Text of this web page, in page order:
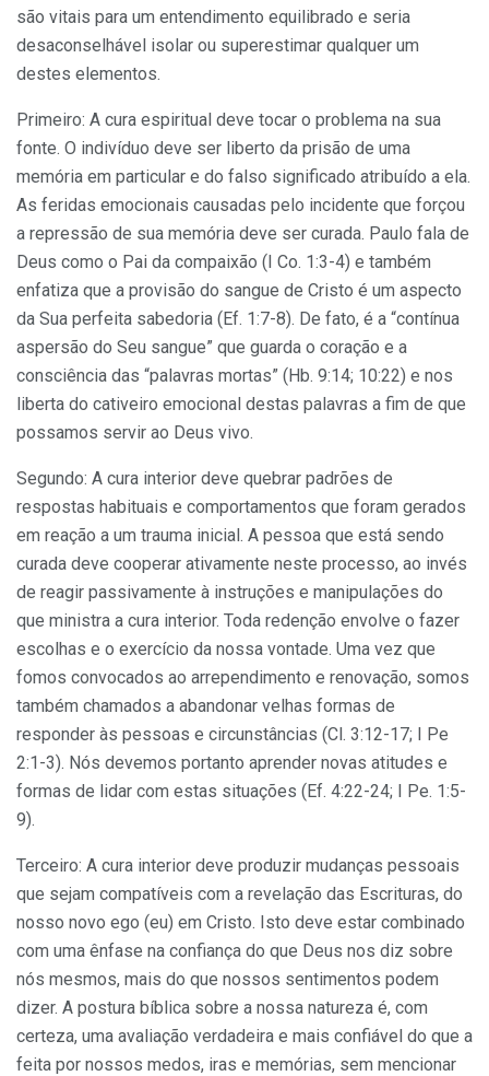
são vitais para um entendimento equilibrado e seria
desaconselhável isolar ou superestimar qualquer um
destes elementos.
Primeiro: A cura espiritual deve tocar o problema na sua
fonte. O indivíduo deve ser liberto da prisão de uma
memória em particular e do falso significado atribuído a ela.
As feridas emocionais causadas pelo incidente que forçou
a repressão de sua memória deve ser curada. Paulo fala de
Deus como o Pai da compaixão (I Co. 1:3-4) e também
enfatiza que a provisão do sangue de Cristo é um aspecto
da Sua perfeita sabedoria (Ef. 1:7-8). De fato, é a “contínua
aspersão do Seu sangue” que guarda o coração e a
consciência das “palavras mortas” (Hb. 9:14; 10:22) e nos
liberta do cativeiro emocional destas palavras a fim de que
possamos servir ao Deus vivo.
Segundo: A cura interior deve quebrar padrões de
respostas habituais e comportamentos que foram gerados
em reação a um trauma inicial. A pessoa que está sendo
curada deve cooperar ativamente neste processo, ao invés
de reagir passivamente à instruções e manipulações do
que ministra a cura interior. Toda redenção envolve o fazer
escolhas e o exercício da nossa vontade. Uma vez que
fomos convocados ao arrependimento e renovação, somos
também chamados a abandonar velhas formas de
responder às pessoas e circunstâncias (Cl. 3:12-17; I Pe
2:1-3). Nós devemos portanto aprender novas atitudes e
formas de lidar com estas situações (Ef. 4:22-24; I Pe. 1:5-
9).
Terceiro: A cura interior deve produzir mudanças pessoais
que sejam compatíveis com a revelação das Escrituras, do
nosso novo ego (eu) em Cristo. Isto deve estar combinado
com uma ênfase na confiança do que Deus nos diz sobre
nós mesmos, mais do que nossos sentimentos podem
dizer. A postura bíblica sobre a nossa natureza é, com
certeza, uma avaliação verdadeira e mais confiável do que a
feita por nossos medos, iras e memórias, sem mencionar